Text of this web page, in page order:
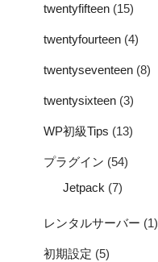
twentyfifteen (15)
twentyfourteen (4)
twentyseventeen (8)
twentysixteen (3)
WP初級Tips (13)
プラグイン (54)
Jetpack (7)
レンタルサーバー (1)
初期設定 (5)